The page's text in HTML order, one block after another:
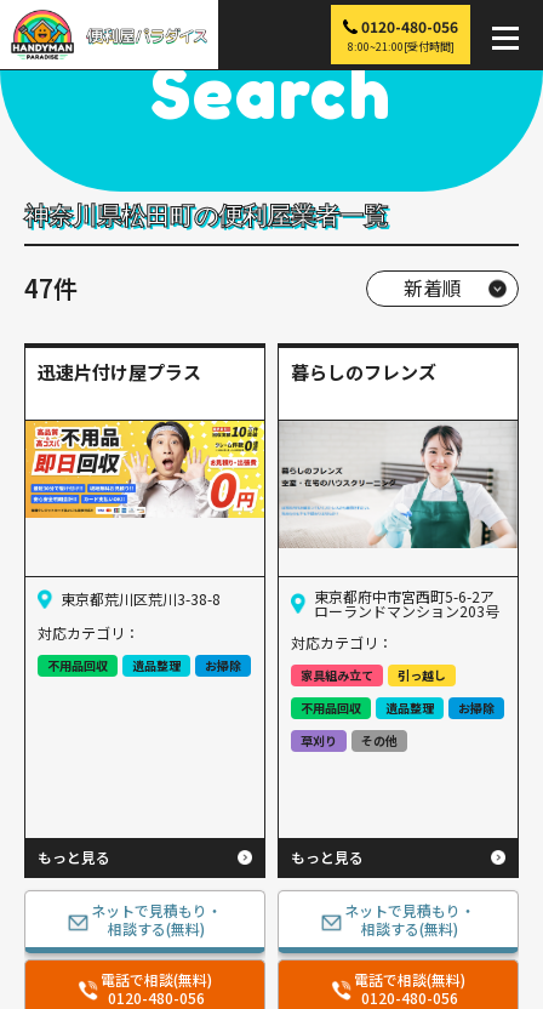
0120-480-056
8:00~21:00[受付時間]
便利屋パラダイス > 探す 神奈川 > 松田町
Search
神奈川県松田町の便利屋業者一覧
47件
迅速片付け屋プラス
東京都荒川区荒川3-38-8
対応カテゴリ：
不用品回収 遺品整理 お掃除
もっと見る
ネットで見積もり・
相談する(無料)
電話で相談(無料)
0120-480-056
暮らしのフレンズ
東京都府中市宮西町5-6-2ア
ローランドマンション203号
対応カテゴリ：
家具組み立て
引っ越し
不用品回収
遺品整理
お掃除
草刈り
その他
もっと見る
ネットで見積もり・
相談する(無料)
電話で相談(無料)
0120-480-056